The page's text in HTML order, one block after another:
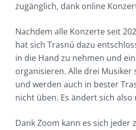
zugänglich, dank online
Nachdem alle Konzerte seit
hat sich Trasnú dazu
in die Hand zu nehmen und
organisieren. Alle drei Musiker
und werden auch in bester
nicht üben. Es ändert sich also
Dank Zoom kann es sich jeder